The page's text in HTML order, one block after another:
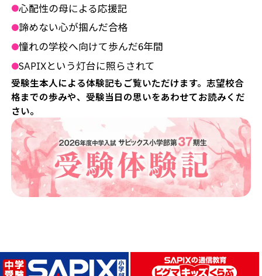
●心配性の母による応援記
●諦めない心が掴んだ合格
●憧れの学校へ向けて歩んだ6年間
●SAPIXという灯台に照らされて
受験生本人による体験記もご覧いただけます。志望校合
格までの歩みや、受験当日の思いをあわせてお読みくだ
さい。